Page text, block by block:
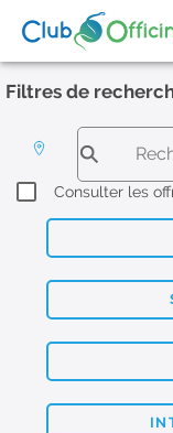
Filtres de
Consulter les